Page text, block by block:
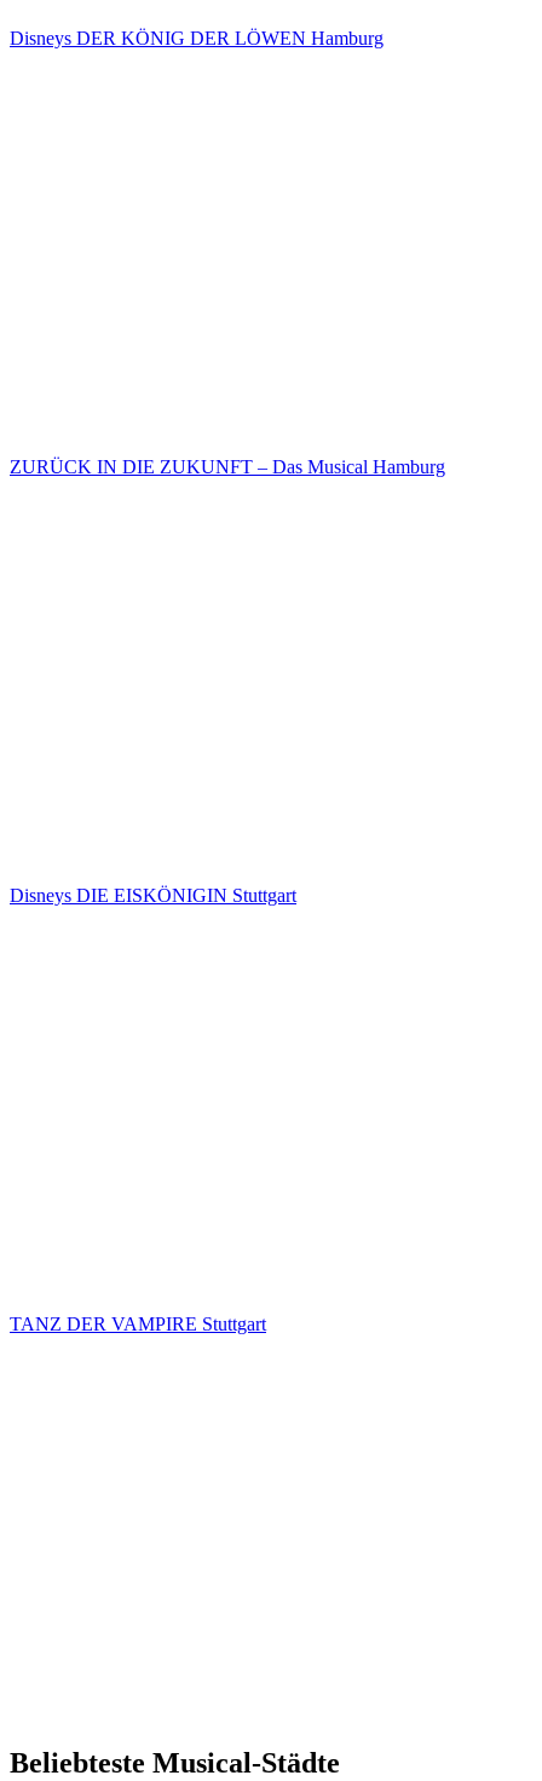
Disneys DER KÖNIG DER LÖWEN Hamburg
ZURÜCK IN DIE ZUKUNFT – Das Musical Hamburg
Disneys DIE EISKÖNIGIN Stuttgart
TANZ DER VAMPIRE Stuttgart
Beliebteste Musical-Städte